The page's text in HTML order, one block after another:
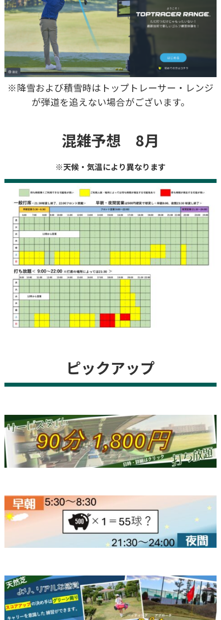
※降雪および積雪時はトップトレーサー・レンジ
が弾道を追えない場合がございます。
混雑予想 8月
※天候・気温により異なります
ピックアップ